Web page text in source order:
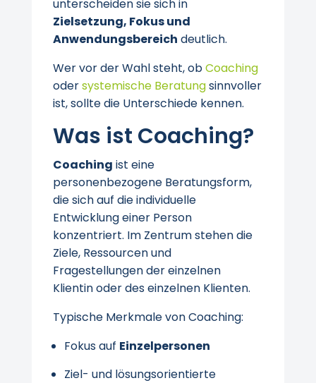
unterscheiden sie sich in
Zielsetzung, Fokus und
Anwendungsbereich deutlich.
Wer vor der Wahl steht, obCoaching
odersystemische Beratungsinnvoller
ist, sollte die Unterschiede kennen.
Was ist Coaching?
Coaching ist eine
personenbezogene Beratungsform,
die sich auf die individuelle
Entwicklung einer Person
konzentriert. Im Zentrum stehen die
Ziele, Ressourcen und
Fragestellungen der einzelnen
Klientin oder des einzelnen Klienten.
Typische Merkmale von Coaching:
Fokus auf Einzelpersonen
Ziel- und lösungsorientierte